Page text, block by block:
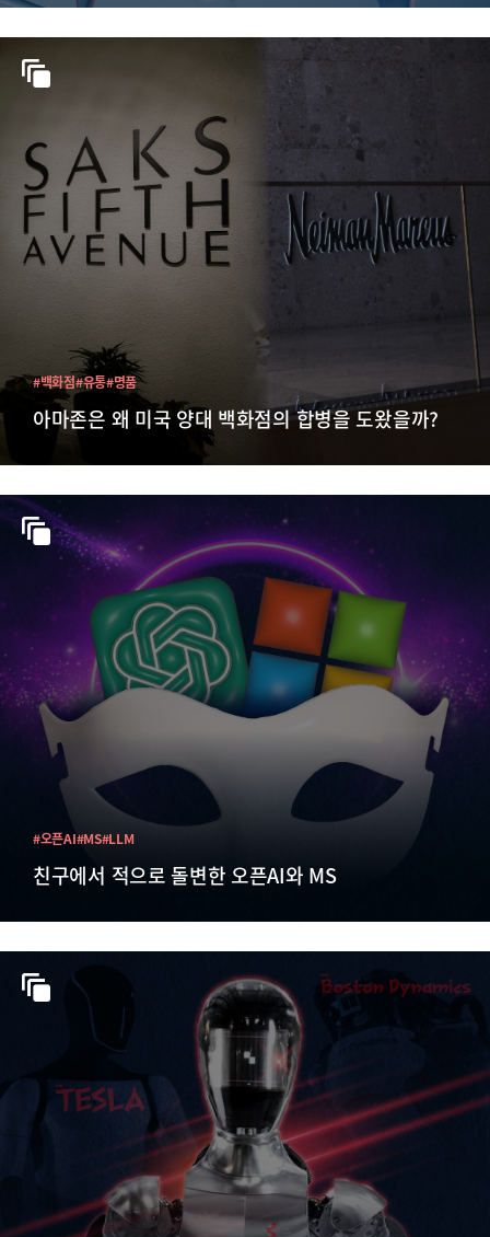
아마존은 왜 미국 양대 백화점의 합병을 도왔을까?
#백화점#유통#명품
친구에서 적으로 돌변한 오픈AI와 MS
#오픈AI#MS#LLM